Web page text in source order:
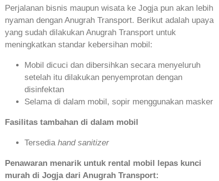
Perjalanan bisnis maupun wisata ke Jogja pun akan lebih
nyaman dengan Anugrah Transport. Berikut adalah upaya
yang sudah dilakukan Anugrah Transport untuk
meningkatkan standar kebersihan mobil:
Mobil dicuci dan dibersihkan secara menyeluruh
setelah itu dilakukan penyemprotan dengan
disinfektan
Selama di dalam mobil, sopir menggunakan masker
Fasilitas tambahan di dalam mobil
Tersedia hand sanitizer
Penawaran menarik untuk rental mobil lepas kunci
murah di Jogja dari Anugrah Transport: